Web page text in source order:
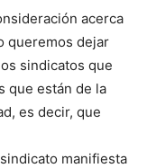
acerca
queremos dejar
sindicatos que
que están de la
es decir, que
manifiesta